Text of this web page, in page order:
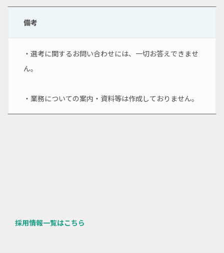
備考
・選考に関するお問い合わせには、一切お答えできませ
ん。
・業務についての案内・資料等は作成しておりません。
採用情報一覧はこちら